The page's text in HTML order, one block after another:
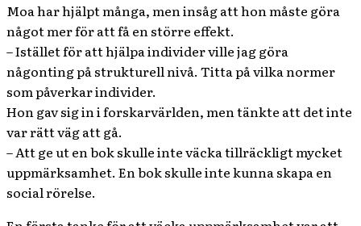
Moa har hjälpt många, men insåg att hon måste göra
något mer för att få en större effekt.
– Istället för att hjälpa individer ville jag göra
någonting på strukturell nivå. Titta på vilka normer
som påverkar individer.
Hon gav sig in i forskarvärlden, men tänkte att det inte
var rätt väg att gå.
– Att ge ut en bok skulle inte väcka tillräckligt mycket
uppmärksamhet. En bok skulle inte kunna skapa en
social rörelse.